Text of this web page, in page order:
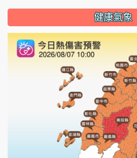
健康氣象